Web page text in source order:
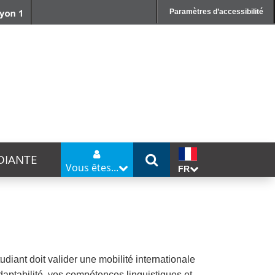
Paramètres d’accessibilité
Vous êtes... FR
doit valider une mobilité internationale